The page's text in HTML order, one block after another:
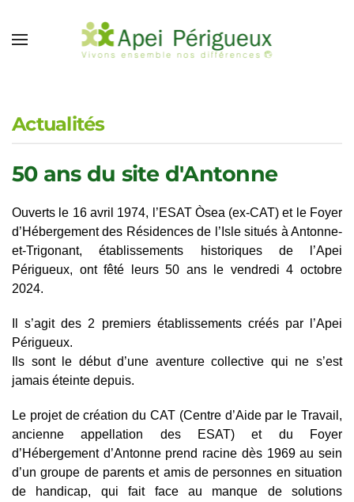
Accéder au contenu principal
Actualités
50 ans du site d'Antonne
Ouverts le 16 avril 1974, l’ESAT Òsea (ex-CAT) et le Foyer
d’Hébergement des Résidences de l’Isle situés à Antonne-
et-Trigonant, établissements historiques de l’Apei
Périgueux, ont fêté leurs 50 ans le vendredi 4 octobre
2024.
Il s’agit des 2 premiers établissements créés par l’Apei
Périgueux.
Ils sont le début d’une aventure collective qui ne s’est
jamais éteinte depuis.
Le projet de création du CAT (Centre d’Aide par le Travail,
ancienne appellation des ESAT) et du Foyer
d’Hébergement d’Antonne prend racine dès 1969 au sein
d’un groupe de parents et amis de personnes en situation
de handicap, qui fait face au manque de solutions